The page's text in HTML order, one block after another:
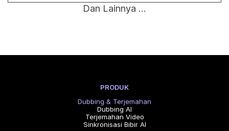
Dan Lainnya ...
PRODUK
Dubbing & Terjemahan
Dubbing AI
Terjemahan Video
Sinkronisasi Bibir AI